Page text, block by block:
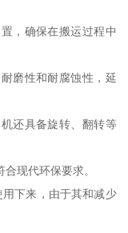
，确保在搬运过程中
磨性和耐腐蚀性，延
还具备旋转、翻转等
现代环保要求。
下来，由于其和减少